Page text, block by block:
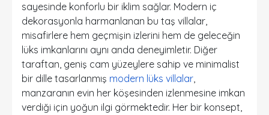
sayesinde konforlu bir iklim sağlar. Modern iç
dekorasyonla harmanlanan bu taş villalar,
misafirlere hem geçmişin izlerini hem de geleceğin
lüks imkanlarını aynı anda deneyimletir. Diğer
taraftan, geniş cam yüzeylere sahip ve minimalist
bir dille tasarlanmış modern lüks villalar,
manzaranın evin her köşesinden izlenmesine imkan
verdiği için yoğun ilgi görmektedir. Her bir konsept,